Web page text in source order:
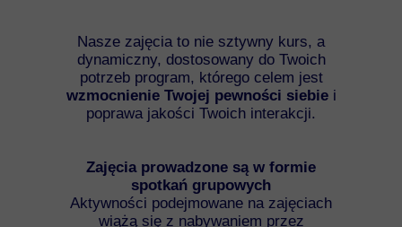
Nasze zajęcia to nie sztywny kurs, a
dynamiczny, dostosowany do Twoich
potrzeb program, którego celem jest
wzmocnienie Twojej pewności siebiei
poprawa jakości Twoich interakcji.
Zajęcia prowadzone są w formie
spotkań grupowych
Aktywności podejmowane na zajęciach
wiążą się z nabywaniem przez